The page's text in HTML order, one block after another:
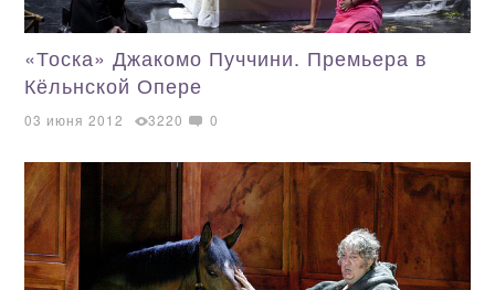
«Тоска» Джакомо Пуччини. Премьера в
Кёльнской Опере
03 июня 2012 3220 0